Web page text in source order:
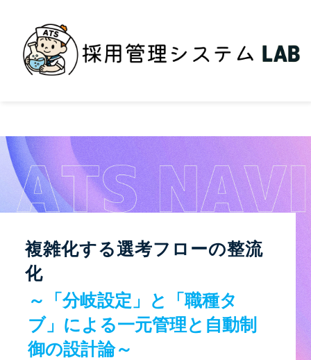
複雑化する選考フローの整流
化
～「分岐設定」と「職種タ
ブ」による一元管理と自動制
御の設計論～